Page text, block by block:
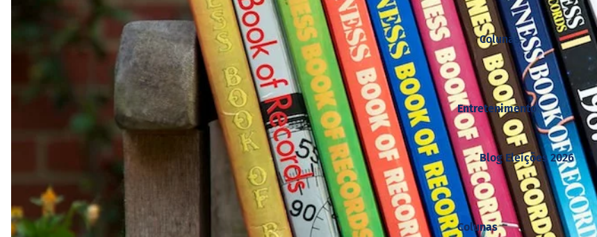
Colunas
Blog Eleições 2026
Entretenimento
Colunas